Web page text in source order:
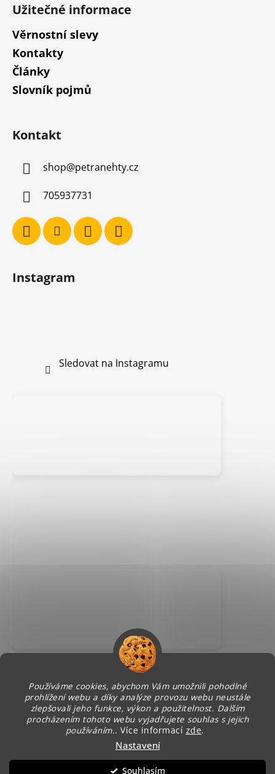
Používáme cookies, abychom Vám umožnili pohodlné
prohlížení webu a díky analýze provozu webu neustále
zlepšovali jeho funkce, výkon a použitelnost. Dalším
procházením tohoto webu vyjadřujete souhlas s jejich
používáním.. Více informací zde.
Nastavení
Souhlasím
Užitečné informace
Věrnostní slevy
Kontakty
Články
Slovník pojmů
Kontakt
shop@petranehty.cz
705937731
Instagram
Sledovat na Instagramu
Vytvořil Shoptet
Petra nehty